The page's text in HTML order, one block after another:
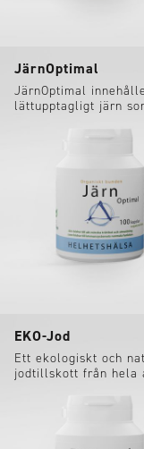
JärnOptimal
JärnOptimal
lättupptagligt järn
EKO-Jod
Ett ekologiskt och
jodtillskott från hela